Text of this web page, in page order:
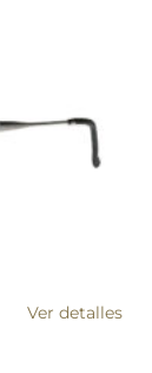
Ver detalles